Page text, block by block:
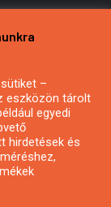
–
eszközön tárolt
egyedi
hirdetések és